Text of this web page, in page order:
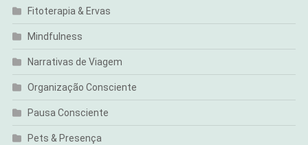
Fitoterapia & Ervas
Mindfulness
Narrativas de Viagem
Organização Consciente
Pausa Consciente
Pets & Presença